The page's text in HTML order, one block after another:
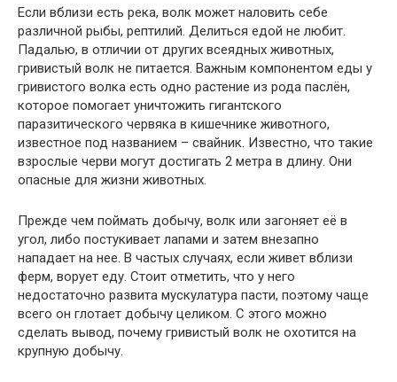
Если вблизи есть река, волк может наловить себе
различной рыбы, рептилий. Делиться едой не любит.
Падалью, в отличии от других всеядных животных,
гривистый волк не питается. Важным компонентом еды у
гривистого волка есть одно растение из рода паслён,
которое помогает уничтожить гигантского
паразитического червяка в кишечнике животного,
известное под названием – свайник. Известно, что такие
взрослые черви могут достигать 2 метра в длину. Они
опасные для жизни животных.
Прежде чем поймать добычу, волк или загоняет её в
угол, либо постукивает лапами и затем внезапно
нападает на нее. В частых случаях, если живет вблизи
ферм, ворует еду. Стоит отметить, что у него
недостаточно развита мускулатура пасти, поэтому чаще
всего он глотает добычу целиком. С этого можно
сделать вывод, почему гривистый волк не охотится на
крупную добычу.